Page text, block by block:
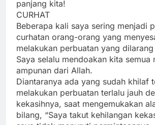
panjang kita!
CURHAT
Beberapa kali saya sering menjadi
curhatan orang-orang yang
melakukan perbuatan yang
Saya selalu mendoakan kita semua
ampunan dari Allah.
Diantaranya ada yang sudah khilaf
melakukan perbuatan terlalu jauh
kekasihnya, saat mengemukakan
bilang, “Saya takut kehilangan